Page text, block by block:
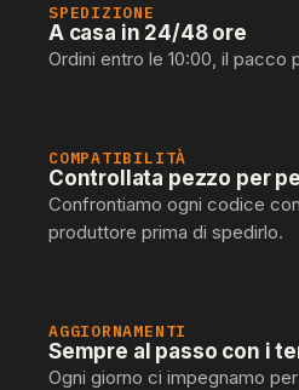
SPEDIZIONE
A casa in 24/48 ore
Ordini entro le 10:00, il pacco
COMPATIBILITÀ
Controllata pezzo per
Confrontiamo ogni codice
produttore prima di spedirlo.
AGGIORNAMENTI
Sempre al passo con i
Ogni giorno ci impegnamo